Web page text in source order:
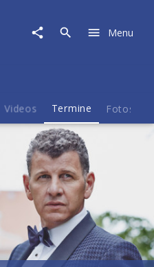
Menu
Videos Termine Fotos